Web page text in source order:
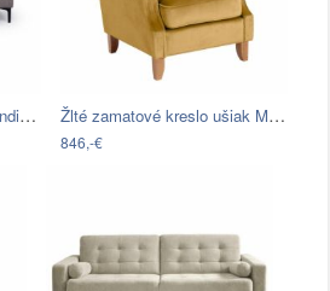
Sivo-béžová pohovka Scandic Copenhagen,… Žlté zamatové kreslo ušiak Max Winzer…
846,-€